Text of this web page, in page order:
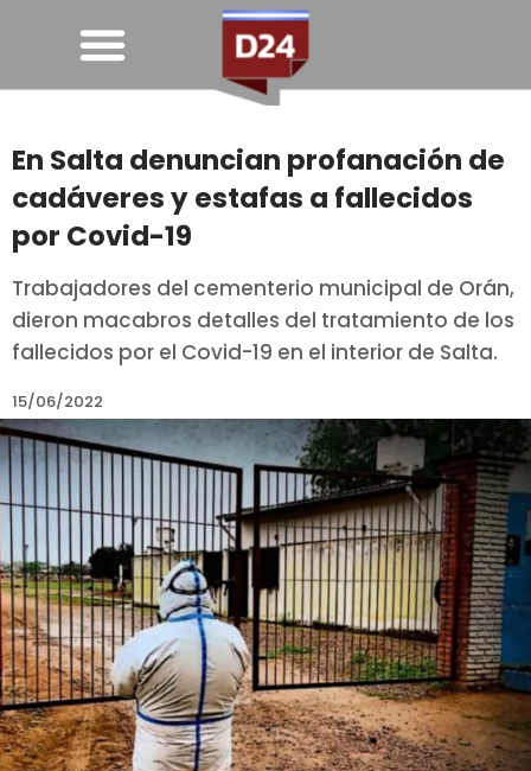
En Salta denuncian profanación de
cadáveres y estafas a fallecidos
por Covid-19
Trabajadores del cementerio municipal de Orán,
dieron macabros detalles del tratamiento de los
fallecidos por el Covid-19 en el interior de Salta.
15/06/2022